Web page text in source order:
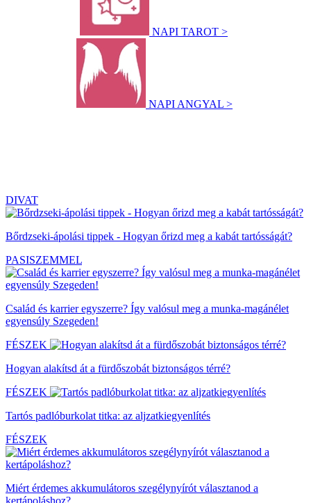
NAPI TAROT >
NAPI ANGYAL >
DIVAT
Bőrdzseki-ápolási tippek - Hogyan őrizd meg a kabát tartósságát?
PASISZEMMEL
Család és karrier egyszerre? Így valósul meg a munka-magánélet
egyensúly Szegeden!
FÉSZEK
Hogyan alakítsd át a fürdőszobát biztonságos térré?
FÉSZEK
Tartós padlóburkolat titka: az aljzatkiegyenlítés
FÉSZEK
Miért érdemes akkumulátoros szegélynyírót választanod a
kertápoláshoz?